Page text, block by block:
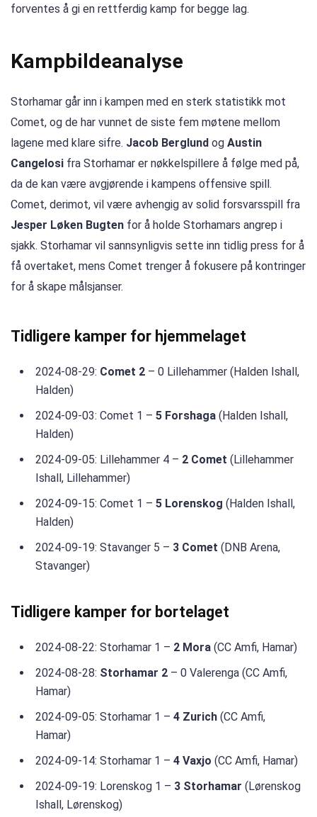
forventes å gi en rettferdig kamp for begge lag.
Kampbildeanalyse
Storhamar går inn i kampen med en sterk statistikk mot
Comet, og de har vunnet de siste fem møtene mellom
lagene med klare sifre. Jacob Berglund og Austin
Cangelosi fra Storhamar er nøkkelspillere å følge med på,
da de kan være avgjørende i kampens offensive spill.
Comet, derimot, vil være avhengig av solid forsvarsspill fra
Jesper Løken Bugten for å holde Storhamars angrep i
sjakk. Storhamar vil sannsynligvis sette inn tidlig press for å
få overtaket, mens Comet trenger å fokusere på kontringer
for å skape målsjanser.
Tidligere kamper for hjemmelaget
2024-08-29: Comet 2 – 0 Lillehammer (Halden Ishall,
Halden)
2024-09-03: Comet 1 – 5 Forshaga (Halden Ishall,
Halden)
2024-09-05: Lillehammer 4 – 2 Comet (Lillehammer
Ishall, Lillehammer)
2024-09-15: Comet 1 – 5 Lorenskog (Halden Ishall,
Halden)
2024-09-19: Stavanger 5 – 3 Comet (DNB Arena,
Stavanger)
Tidligere kamper for bortelaget
2024-08-22: Storhamar 1 – 2 Mora (CC Amfi, Hamar)
2024-08-28: Storhamar 2 – 0 Valerenga (CC Amfi,
Hamar)
2024-09-05: Storhamar 1 – 4 Zurich (CC Amfi,
Hamar)
2024-09-14: Storhamar 1 – 4 Vaxjo (CC Amfi, Hamar)
2024-09-19: Lorenskog 1 – 3 Storhamar (Lørenskog
Ishall, Lørenskog)